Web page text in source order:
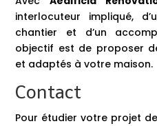
interlocuteur impliqué,
chantier et d’un
objectif est de proposer
et adaptés à votre maison.
Contact
Pour étudier votre projet